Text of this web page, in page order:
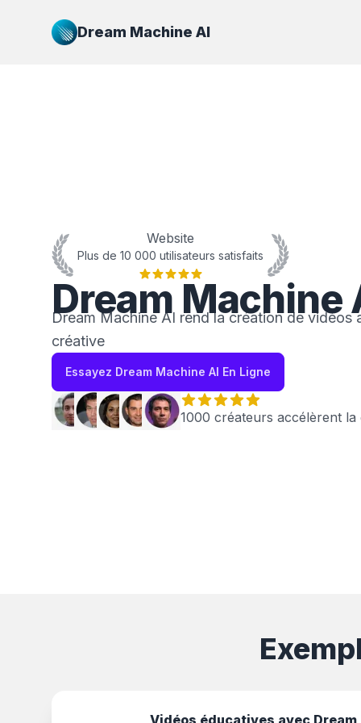
Dream Machine AI
Website
Plus de 10 000 utilisateurs satisfaits
Dream Machine
Dream Machine AI rend la création de vidéos
créative
Essayez Dream Machine AI En Ligne
1000 créateurs accélèrent la
Vidéos éducatives avec Dream